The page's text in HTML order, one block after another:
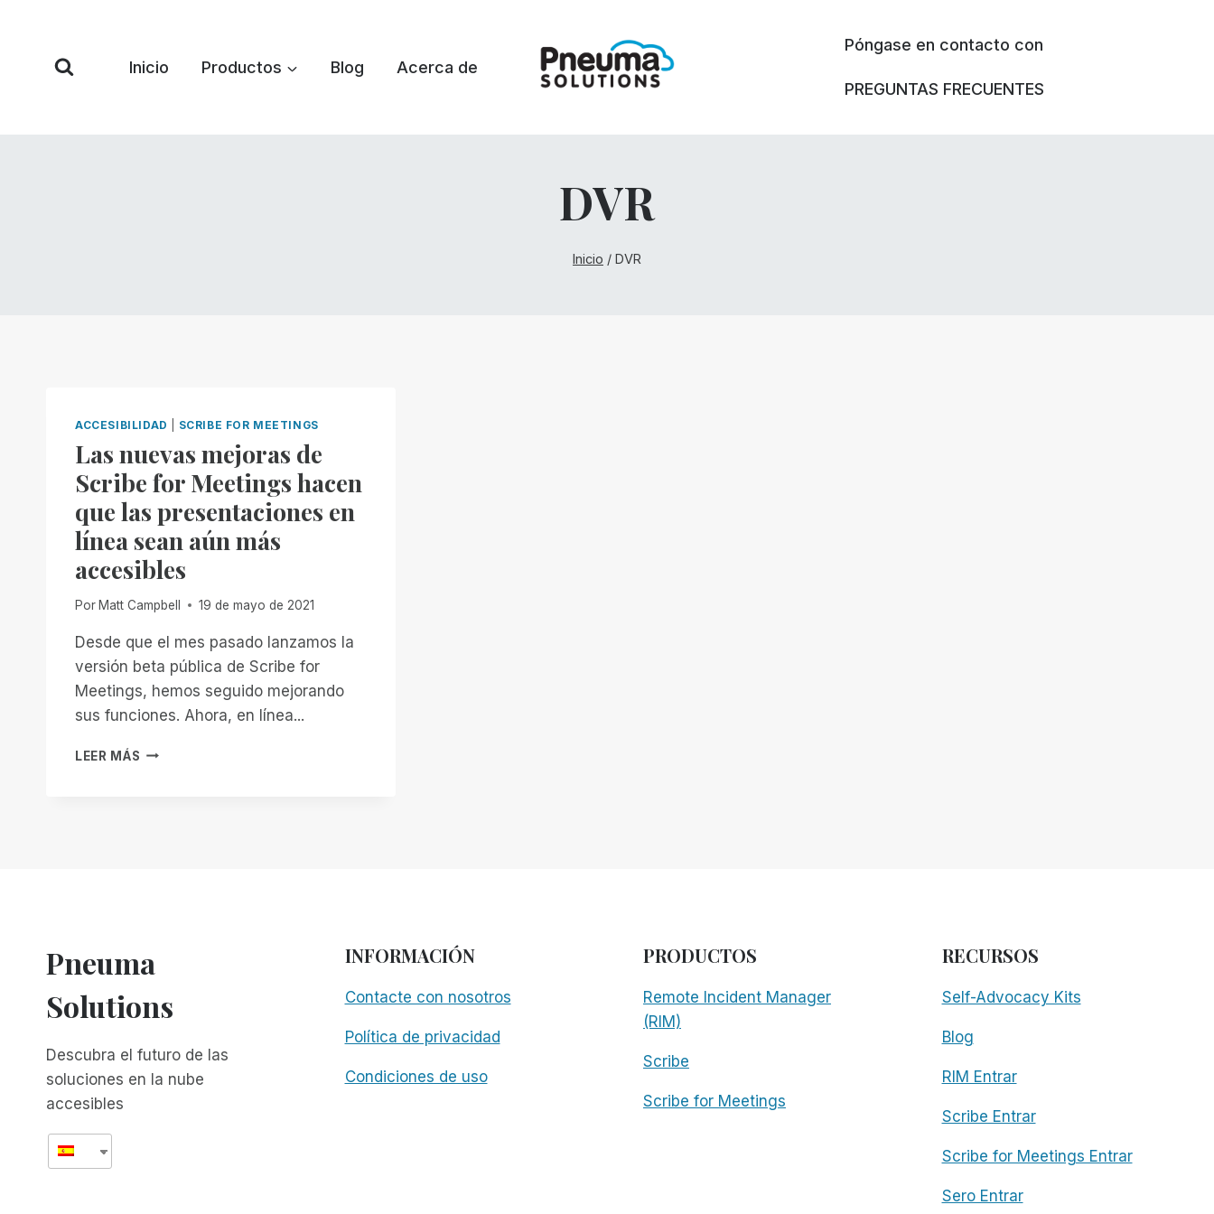
Contenido
Inicio Productos Blog Acerca de
Póngase en contacto con
PREGUNTAS FRECUENTES
DVR
Inicio / DVR
ACCESIBILIDAD SCRIBE FOR MEETINGS
Las nuevas mejoras de
Scribe for Meetings hacen
que las presentaciones en
línea sean aún más
accesibles
Por Matt Campbell 19 de mayo de 2021
Desde que el mes pasado lanzamos la
versión beta pública de Scribe for
Meetings, hemos seguido mejorando
sus funciones. Ahora, en línea...
LEER MÁS LAS
EN
LÍNEA
AÚN
ACCESIBLES
Pneuma
Solutions
Descubra el futuro de las
soluciones en la nube
accesibles
INFORMACIÓN
Contacte con nosotros
Política de privacidad
Condiciones de uso
PRODUCTOS
Remote Incident Manager
(RIM)
Scribe
Scribe for Meetings
RECURSOS
Self-Advocacy Kits
Blog
RIM Entrar
Scribe Entrar
Scribe for Meetings Entrar
Sero Entrar